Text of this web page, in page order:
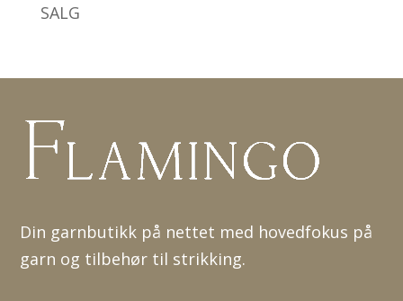
SALG
Din garnbutikk på nettet med hovedfokus på
garn og tilbehør til strikking.